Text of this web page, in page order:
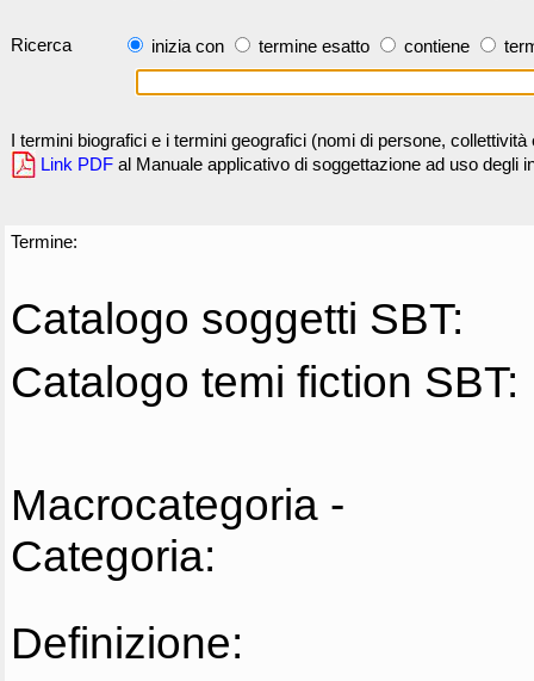
Ricerca inizia con termine esatto contiene
I termini biografici e i termini geografici (nomi di persone,
Link PDF al Manuale applicativo di soggettazione ad uso degli
Termine:
Catalogo soggetti SBT:
Catalogo temi fiction SBT:
Macrocategoria -
Categoria:
Definizione: